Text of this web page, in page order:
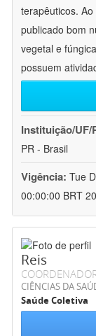
terapêuticos.
publicado bom
vegetal e
possuem
Instituição/UF/
PR - Brasil
Vigência: Tue
00:00:00 BRT
Reis
CIÊNCIAS DA
Saúde Coletiva